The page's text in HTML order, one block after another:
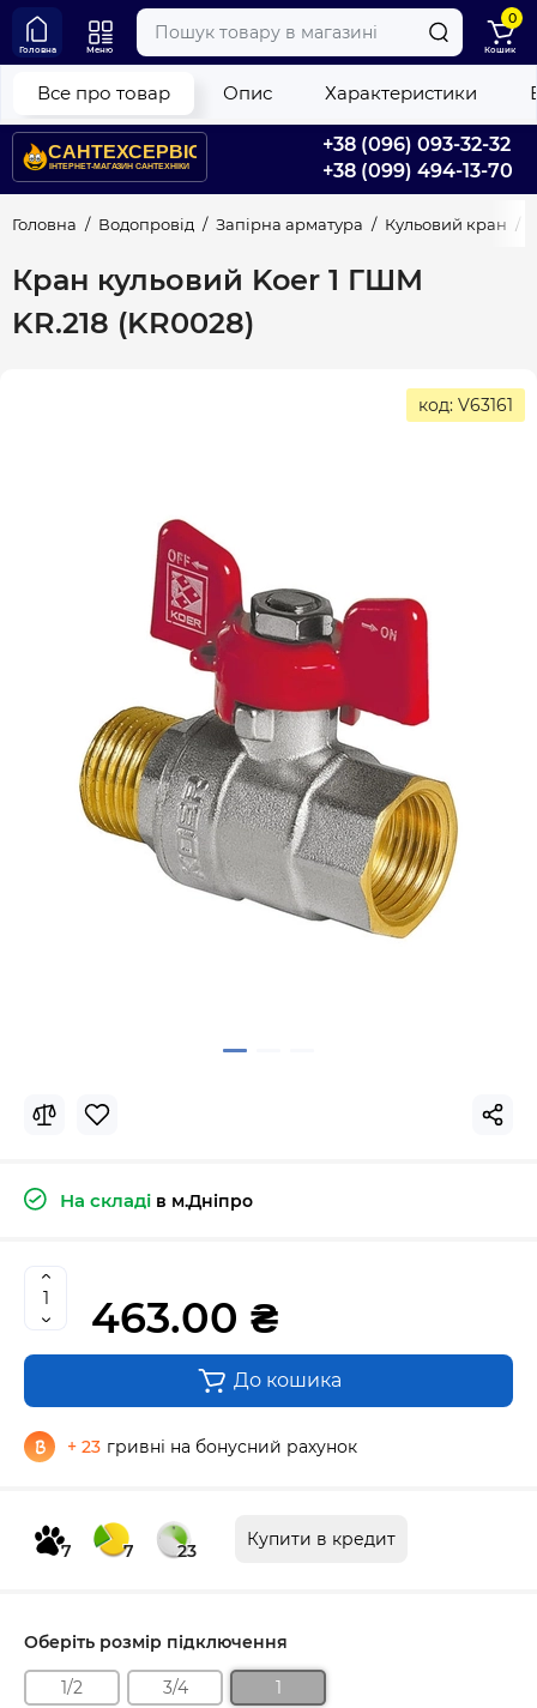
+38 (096) 093-32-32
+38 (099) 494-13-70
Головна Меню
0
Кошик
Головна Водопровід Запірна арматура Кульовий кран
Кран кульовий Koer 1 ГШМ
KR.218 (KR0028)
Все про товар Опис Характеристики
код: V63161
На складі в м.Дніпро
463.00 ₴
До кошика
+ 23 гривні на бонусний рахунок
7 7 23
Купити в кредит
Оберіть розмір підключення
1/2 3/4 1